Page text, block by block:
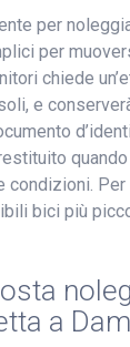
per
per
chiede
e
condizioni.
bici più
a